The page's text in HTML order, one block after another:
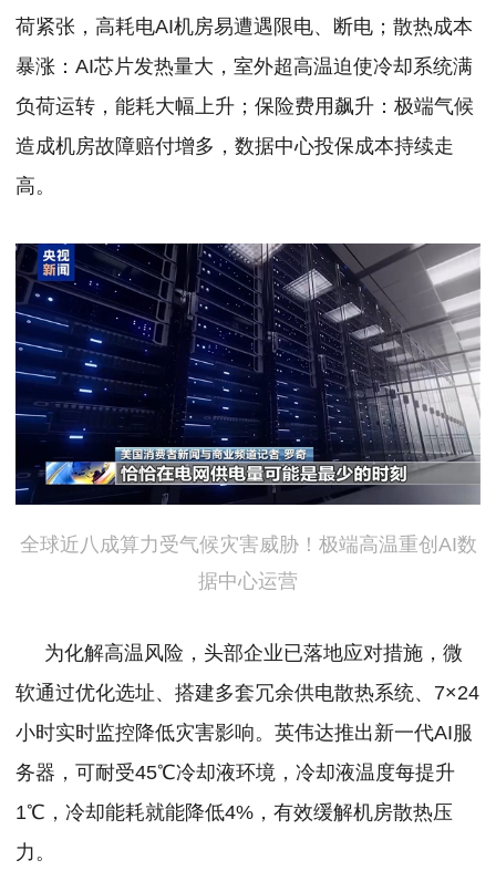
荷紧张，高耗电AI机房易遭遇限电、断电； 散热成本
暴涨：AI芯片发热量大，室外超高温迫使冷却系统满
负荷运转，能耗大幅上升； 保险费用飙升：极端气候
造成机房故障赔付增多，数据中心投保成本持续走
高。
全球近八成算力受气候灾害威胁！极端高温重创AI数
据中心运营
为化解高温风险，头部企业已落地应对措施，微
软通过优化选址、搭建多套冗余供电散热系统、7×24
小时实时监控降低灾害影响。 英伟达推出新一代AI服
务器，可耐受45℃冷却液环境，冷却液温度每提升
1℃，冷却能耗就能降低4%，有效缓解机房散热压
力。